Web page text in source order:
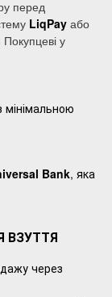
перед
LiqPay або
у
мінімальною
Bank, яка
ВЗУТТЯ
через